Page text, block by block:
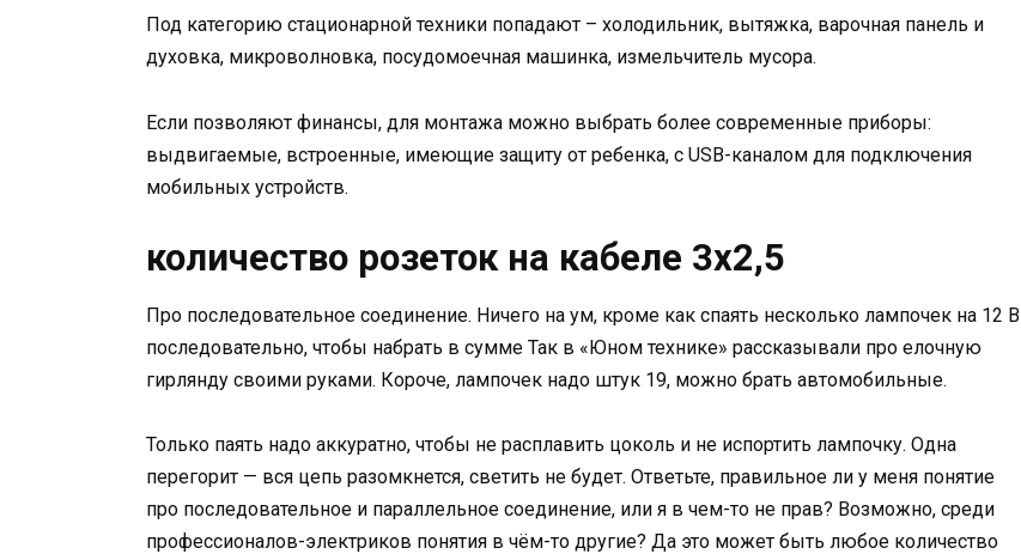
Под категорию стационарной техники попадают – холодильник, вытяжка, варочная панель и
духовка, микроволновка, посудомоечная машинка, измельчитель мусора.
Если позволяют финансы, для монтажа можно выбрать более современные приборы:
выдвигаемые, встроенные, имеющие защиту от ребенка, с USB-каналом для подключения
мобильных устройств.
количество розеток на кабеле 3х2,5
Про последовательное соединение. Ничего на ум, кроме как спаять несколько лампочек на 12 В
последовательно, чтобы набрать в сумме Так в «Юном технике» рассказывали про елочную
гирлянду своими руками. Короче, лампочек надо штук 19, можно брать автомобильные.
Только паять надо аккуратно, чтобы не расплавить цоколь и не испортить лампочку. Одна
перегорит — вся цепь разомкнется, светить не будет. Ответьте, правильное ли у меня понятие
про последовательное и параллельное соединение, или я в чем-то не прав? Возможно, среди
профессионалов-электриков понятия в чём-то другие? Да это может быть любое количество